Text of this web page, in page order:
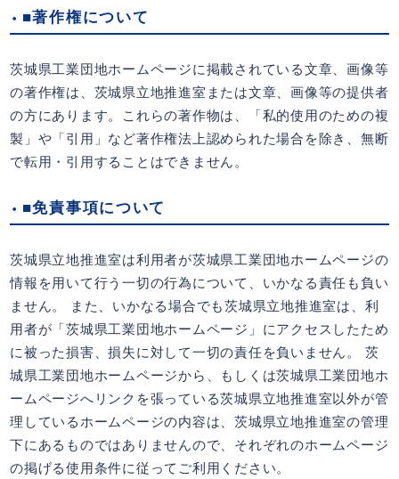
■著作権について
茨城県工業団地ホームページに掲載されている文章、画像等
の著作権は、茨城県立地推進室または文章、画像等の提供者
の方にあります。これらの著作物は、「私的使用のための複
製」や「引用」など著作権法上認められた場合を除き、無断
で転用・引用することはできません。
■免責事項について
茨城県立地推進室は利用者が茨城県工業団地ホームページの
情報を用いて行う一切の行為について、いかなる責任も負い
ません。 また、いかなる場合でも茨城県立地推進室は、利
用者が「茨城県工業団地ホームページ」にアクセスしたため
に被った損害、損失に対して一切の責任を負いません。 茨
城県工業団地ホームページから、もしくは茨城県工業団地ホ
ームページへリンクを張っている茨城県立地推進室以外が管
理しているホームページの内容は、茨城県立地推進室の管理
下にあるものではありませんので、それぞれのホームページ
の掲げる使用条件に従ってご利用ください。